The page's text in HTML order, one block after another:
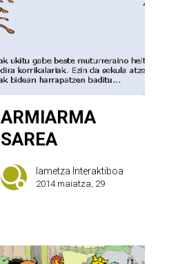
ARMIARMA
SAREA
Iametza Interaktiboa
2014 maiatza, 29